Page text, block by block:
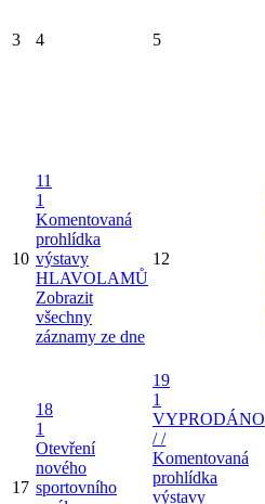
3 4 5
10
11
1
Komentovaná
prohlídka
výstavy
HLAVOLAMŮ
Zobrazit
všechny
záznamy ze dne
12
17
18
1
Otevření
nového
sportovního
19
1
VYPRODÁNO
/ /
Komentovaná
prohlídka
výstavy